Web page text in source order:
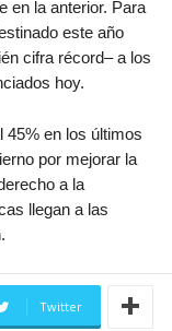
en la anterior. Para
este año
cifra récord– a los
hoy.
45% en los últimos
por mejorar la
a la
llegan a las
Twitter